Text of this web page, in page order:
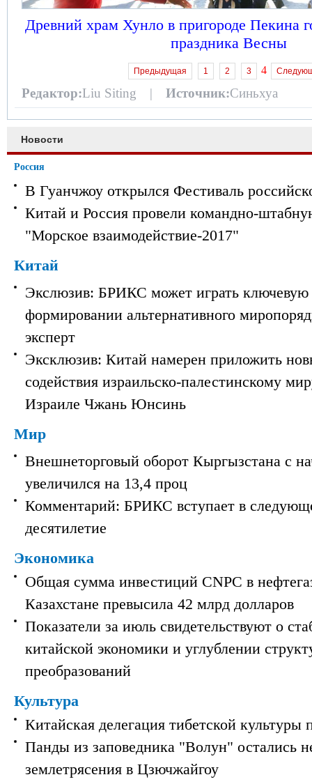
Древний храм Хунло в пригороде Пекина
праздника Весны
Предыдущая 1 2 3 4
Редактор:Liu Siting | Источник:Синьхуа
Новости
Россия
В Гуанчжоу открылся Фестиваль
Китай и Россия провели командно-
"Морское взаимодействие-2017"
Китай
Экслюзив: БРИКС может играть ключевую
формировании альтернативного
эксперт
Эксклюзив: Китай намерен приложить
содействия израильско-палестинскому
Израиле Чжань Юнсинь
Мир
Внешнеторговый оборот Кыргызстана с
увеличился на 13,4 проц
Комментарий: БРИКС вступает в
десятилетие
Экономика
Общая сумма инвестиций CNPC в
Казахстане превысила 42 млрд долларов
Показатели за июль свидетельствуют о
китайской экономики и углублении
преобразований
Культура
Китайская делегация тибетской культуры
Панды из заповедника "Волун" остались
землетрясения в Цзючжайгоу